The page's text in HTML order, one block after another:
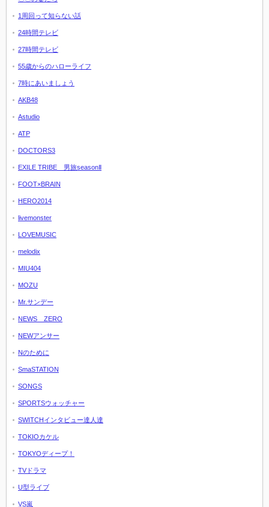
1周回って知らない話
24時間テレビ
27時間テレビ
55歳からのハローライフ
7時にあいましょう
AKB48
Astudio
ATP
DOCTORS3
EXILE TRIBE 男旅seasonⅡ
FOOT×BRAIN
HERO2014
livemonster
LOVEMUSIC
melodix
MIU404
MOZU
Mr.サンデー
NEWS ZERO
NEWアンサー
Nのために
SmaSTATION
SONGS
SPORTSウォッチャー
SWITCHインタビュー達人達
TOKIOカケル
TOKYOディープ！
TVドラマ
U型ライブ
VS嵐